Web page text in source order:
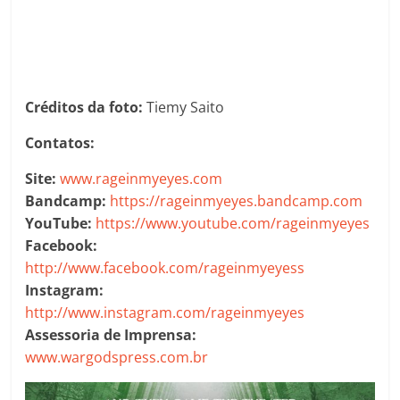
Créditos da foto:Tiemy Saito
Contatos:
Site:www.rageinmyeyes.com
Bandcamp: https://rageinmyeyes.bandcamp.com
YouTube: https://www.youtube.com/rageinmyeyes
Facebook:
http://www.facebook.com/rageinmyeyess
Instagram:
http://www.instagram.com/rageinmyeyes
Assessoria de Imprensa:
www.wargodspress.com.br